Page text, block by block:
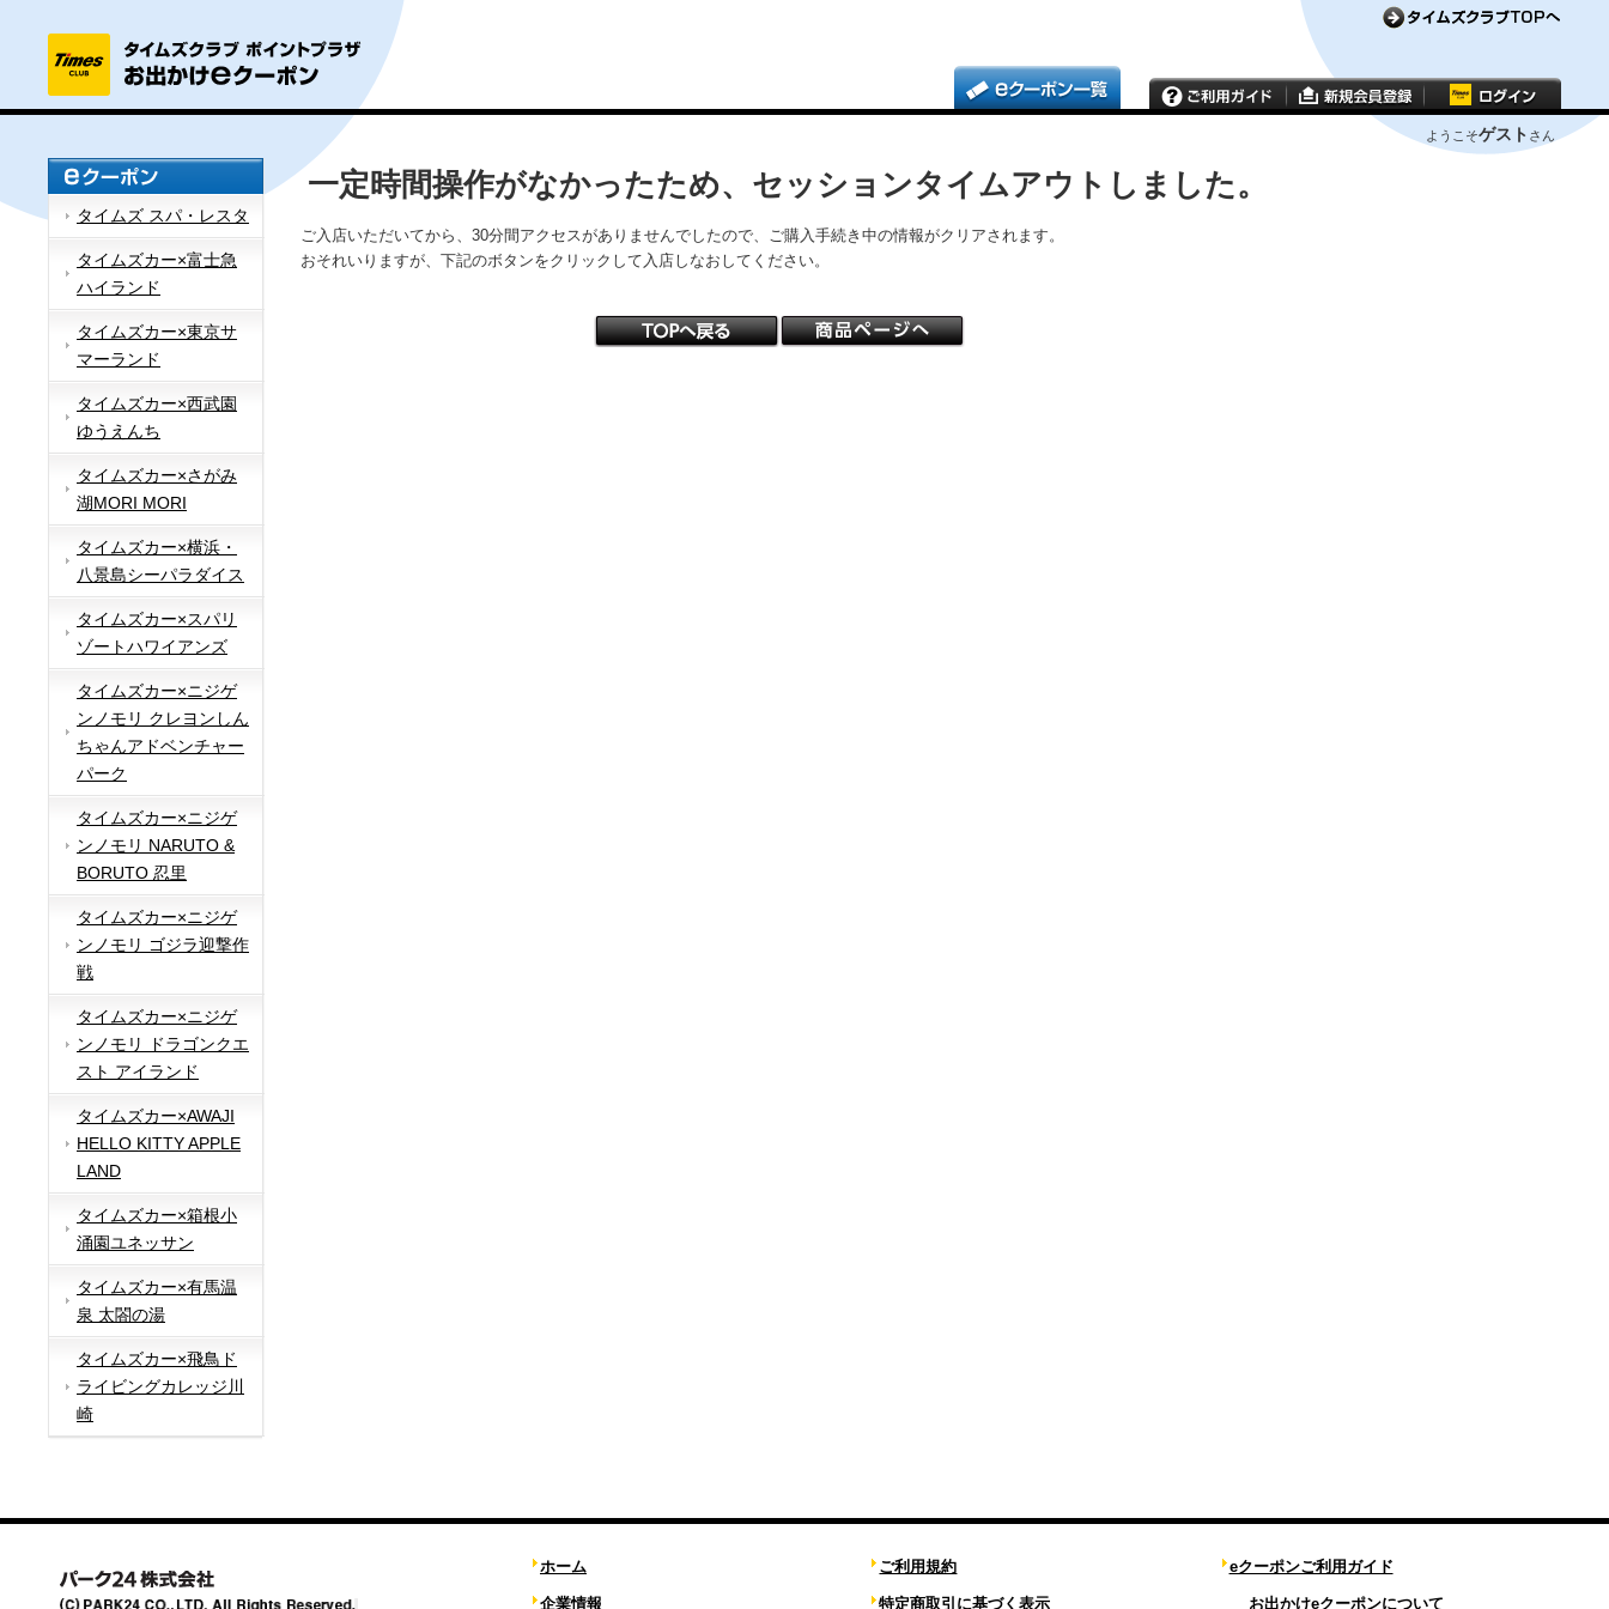
ようこそゲスト さん
タイムズ スパ・レスタ
タイムズカー×富士急
ハイランド
タイムズカー×東京サ
マーランド
タイムズカー×西武園
ゆうえんち
タイムズカー×さがみ
湖MORI MORI
タイムズカー×横浜・
八景島シーパラダイス
タイムズカー×スパリ
ゾートハワイアンズ
タイムズカー×ニジゲ
ンノモリ クレヨンしん
ちゃんアドベンチャー
パーク
タイムズカー×ニジゲ
ンノモリ NARUTO &
BORUTO 忍里
タイムズカー×ニジゲ
ンノモリ ゴジラ迎撃作
戦
タイムズカー×ニジゲ
ンノモリ ドラゴンクエ
スト アイランド
タイムズカー×AWAJI
HELLO KITTY APPLE
LAND
タイムズカー×箱根小
涌園ユネッサン
タイムズカー×有馬温
泉 太閤の湯
タイムズカー×飛鳥ド
ライビングカレッジ川
崎
一定時間操作がなかったため、セッションタイムアウトしました。
ご入店いただいてから、30分間アクセスがありませんでしたので、ご購入手続き中の情報がクリアされます。
おそれいりますが、下記のボタンをクリックして入店しなおしてください。
ホーム
企業情報
ご利用規約
特定商取引に基づく表示
eクーポンご利用ガイド
お出かけeクーポンについて